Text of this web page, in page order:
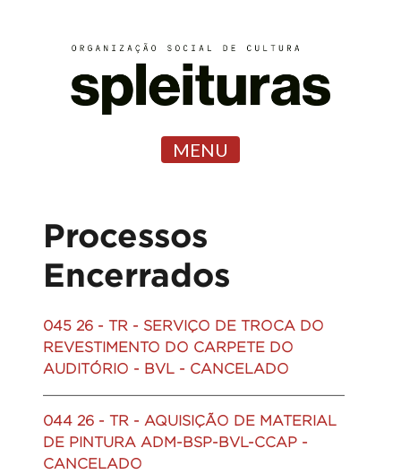
MENU
Processos
Encerrados
045 26 - TR - SERVIÇO DE TROCA DO
REVESTIMENTO DO CARPETE DO
AUDITÓRIO - BVL - CANCELADO
044 26 - TR - AQUISIÇÃO DE MATERIAL
DE PINTURA ADM-BSP-BVL-CCAP -
CANCELADO